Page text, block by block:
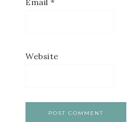
Email *
Website